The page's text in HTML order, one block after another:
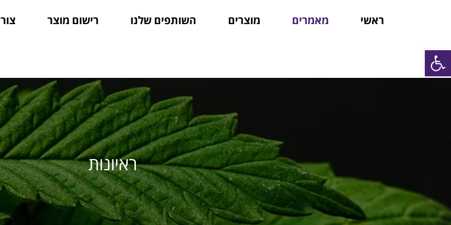
פתח סרגל נגישות
ראשי מאמרים מוצרים השותפים שלנו רישום מוצר
ראיונות